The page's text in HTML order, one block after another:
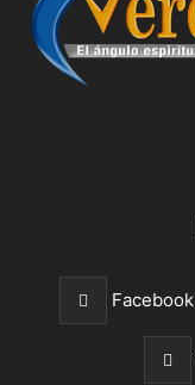
Facebook